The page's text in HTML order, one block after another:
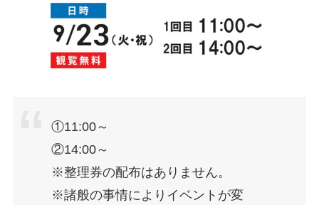
①11:00～
②14:00～
※整理券の配布はありません。
※諸般の事情によりイベントが変